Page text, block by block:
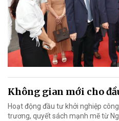
Không gian mới cho
Hoạt động đầu tư khởi nghiệp
trương, quyết sách mạnh mẽ từ